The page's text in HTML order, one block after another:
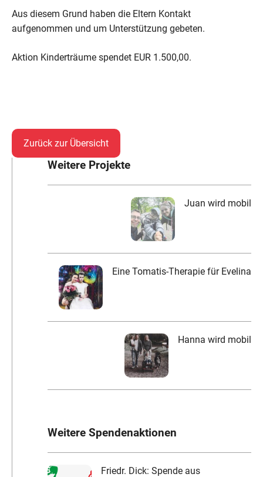
Aus diesem Grund haben die Eltern Kontakt
aufgenommen und um Unterstützung gebeten.
Aktion Kinderträume spendet EUR 1.500,00.
Zurück zur Übersicht
Weitere Projekte
Juan wird mobil
Eine Tomatis-Therapie für Evelina
Hanna wird mobil
Weitere Spendenaktionen
Friedr. Dick: Spende aus